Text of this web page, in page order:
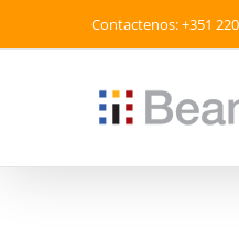
content
Contactenos: +351